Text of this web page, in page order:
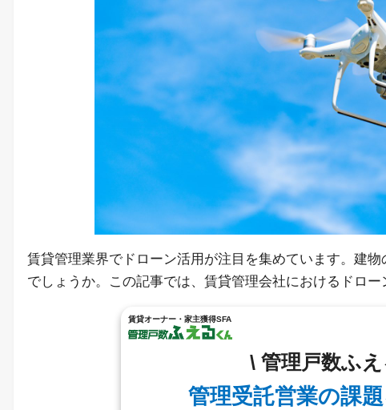
賃貸管理業界でドローン活用が注目を集めています。建
でしょうか。この記事では、賃貸管理会社におけるドロー
賃貸オーナー・家主獲得SFA
\ 管理戸数ふ
管理受託営業の課